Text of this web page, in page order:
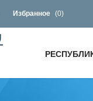
Избранное (0)